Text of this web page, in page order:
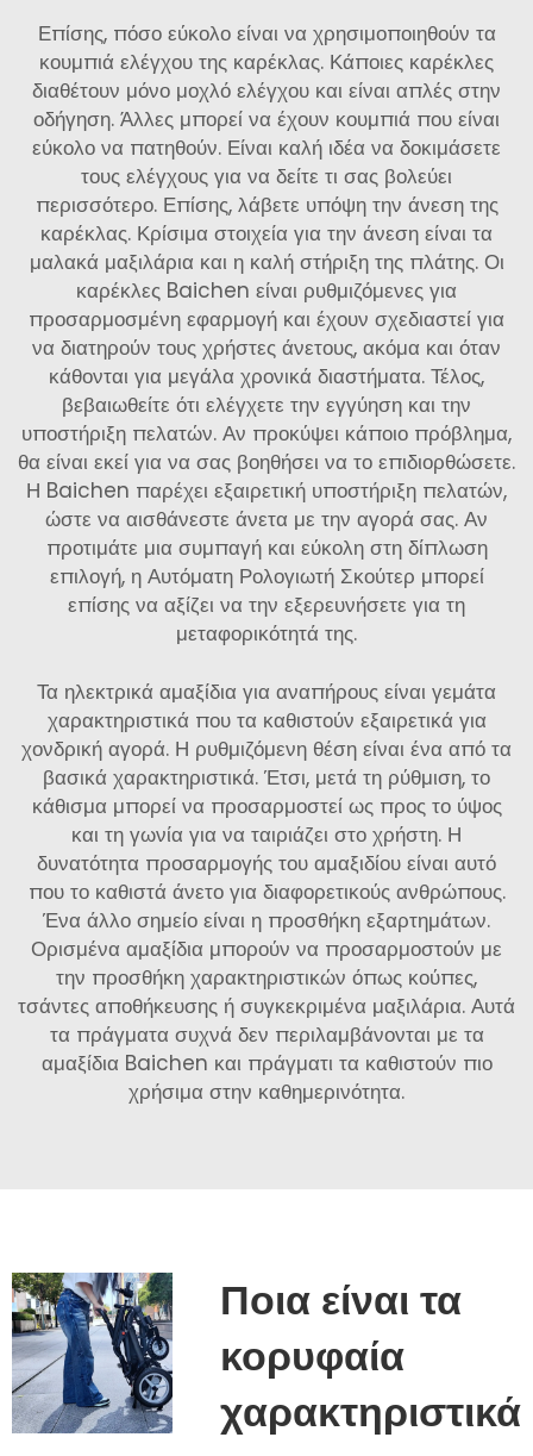
Επίσης, πόσο εύκολο είναι να χρησιμοποιηθούν τα
κουμπιά ελέγχου της καρέκλας. Κάποιες καρέκλες
διαθέτουν μόνο μοχλό ελέγχου και είναι απλές στην
οδήγηση. Άλλες μπορεί να έχουν κουμπιά που είναι
εύκολο να πατηθούν. Είναι καλή ιδέα να δοκιμάσετε
τους ελέγχους για να δείτε τι σας βολεύει
περισσότερο. Επίσης, λάβετε υπόψη την άνεση της
καρέκλας. Κρίσιμα στοιχεία για την άνεση είναι τα
μαλακά μαξιλάρια και η καλή στήριξη της πλάτης. Οι
καρέκλες Baichen είναι ρυθμιζόμενες για
προσαρμοσμένη εφαρμογή και έχουν σχεδιαστεί για
να διατηρούν τους χρήστες άνετους, ακόμα και όταν
κάθονται για μεγάλα χρονικά διαστήματα. Τέλος,
βεβαιωθείτε ότι ελέγχετε την εγγύηση και την
υποστήριξη πελατών. Αν προκύψει κάποιο πρόβλημα,
θα είναι εκεί για να σας βοηθήσει να το επιδιορθώσετε.
Η Baichen παρέχει εξαιρετική υποστήριξη πελατών,
ώστε να αισθάνεστε άνετα με την αγορά σας. Αν
προτιμάτε μια συμπαγή και εύκολη στη δίπλωση
επιλογή, η Αυτόματη Ρολογιωτή Σκούτερ μπορεί
επίσης να αξίζει να την εξερευνήσετε για τη
μεταφορικότητά της.
Τα ηλεκτρικά αμαξίδια για αναπήρους είναι γεμάτα
χαρακτηριστικά που τα καθιστούν εξαιρετικά για
χονδρική αγορά. Η ρυθμιζόμενη θέση είναι ένα από τα
βασικά χαρακτηριστικά. Έτσι, μετά τη ρύθμιση, το
κάθισμα μπορεί να προσαρμοστεί ως προς το ύψος
και τη γωνία για να ταιριάζει στο χρήστη. Η
δυνατότητα προσαρμογής του αμαξιδίου είναι αυτό
που το καθιστά άνετο για διαφορετικούς ανθρώπους.
Ένα άλλο σημείο είναι η προσθήκη εξαρτημάτων.
Ορισμένα αμαξίδια μπορούν να προσαρμοστούν με
την προσθήκη χαρακτηριστικών όπως κούπες,
τσάντες αποθήκευσης ή συγκεκριμένα μαξιλάρια. Αυτά
τα πράγματα συχνά δεν περιλαμβάνονται με τα
αμαξίδια Baichen και πράγματι τα καθιστούν πιο
χρήσιμα στην καθημερινότητα.
Ποια είναι τα
κορυφαία
χαρακτηριστικά